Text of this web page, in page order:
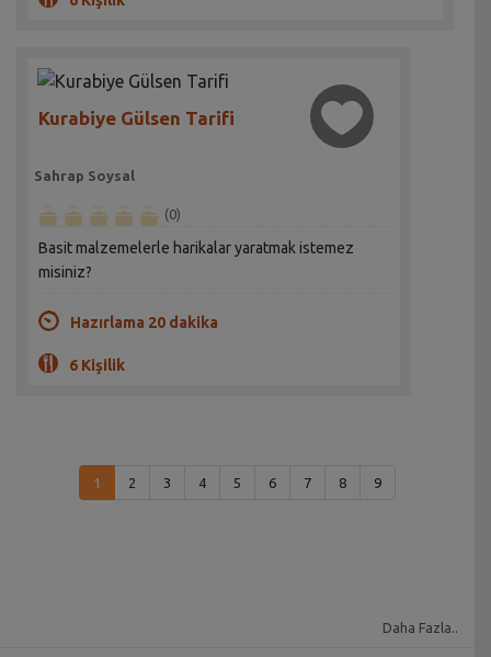
Kurabiye Gülsen Tarifi
Sahrap Soysal
(0)
Basit malzemelerle harikalar yaratmak istemez
misiniz?
Hazırlama 20 dakika
6 Kişilik
1 2 3 4 5 6 7 8 9
Daha Fazla..